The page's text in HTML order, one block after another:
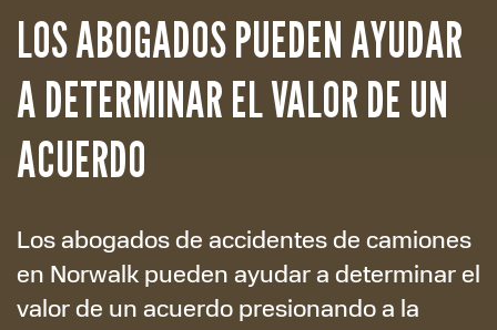
LOS ABOGADOS PUEDEN AYUDAR
A DETERMINAR EL VALOR DE UN
ACUERDO
Los abogados de accidentes de camiones
en Norwalk pueden ayudar a determinar el
valor de un acuerdo presionando a la